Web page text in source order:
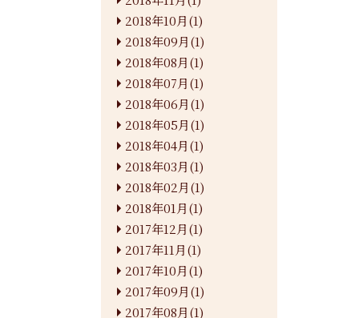
2018年10月(1)
2018年09月(1)
2018年08月(1)
2018年07月(1)
2018年06月(1)
2018年05月(1)
2018年04月(1)
2018年03月(1)
2018年02月(1)
2018年01月(1)
2017年12月(1)
2017年11月(1)
2017年10月(1)
2017年09月(1)
2017年08月(1)